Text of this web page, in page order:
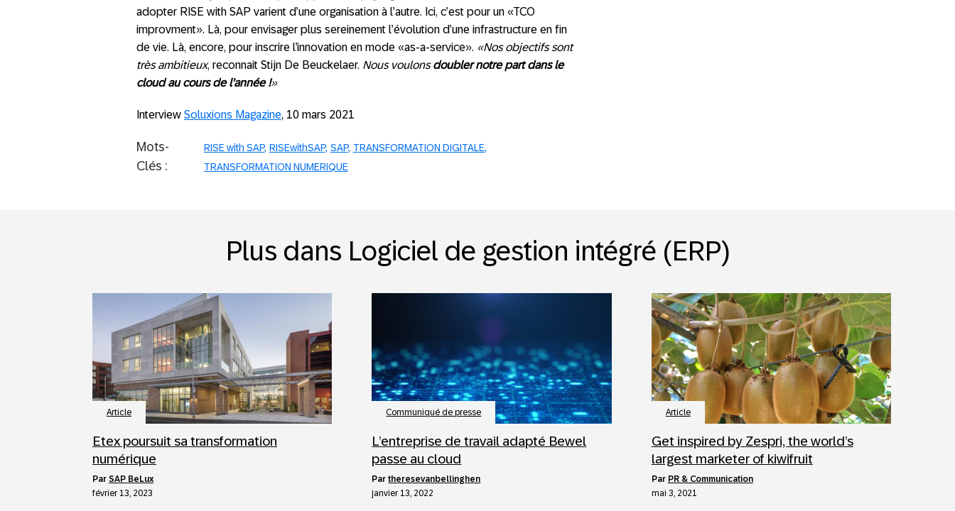
adopter RISE with SAP varient d’une organisation à l’autre. Ici, c’est pour un «TCO
improvment». Là, pour envisager plus sereinement l’évolution d’une infrastructure en fin
de vie. Là, encore, pour inscrire l’innovation en mode «as-a-service». «Nos objectifs sont
très ambitieux, reconnait Stijn De Beuckelaer. Nous voulonsdoubler notre part dans le
cloud au cours de l’année !»
Interview Soluxions Magazine, 10 mars 2021
Mots-
Clés :
RISE with SAP RISEwithSAP SAP TRANSFORMATION DIGITALE
TRANSFORMATION NUMERIQUE
Plus dans Logiciel de gestion intégré (ERP)
Article
Etex poursuit sa transformation
numérique
par SAP BeLux
février 13, 2023
Communiqué de presse
L’entreprise de travail adapté Bewel
passe au cloud
partheresevanbellinghen
janvier 13, 2022
Article
Get inspired by Zespri, the world’s
largest marketer of kiwifruit
par PR & Communication
mai 3, 2021